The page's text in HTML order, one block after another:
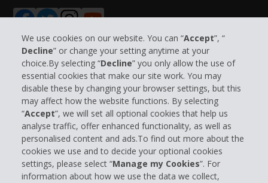
We use cookies on our website. You can “Accept”, “
Decline” or change your setting anytime at your
choice.By selecting “Decline” you only allow the use of
essential cookies that make our site work. You may
disable these by changing your browser settings, but this
may affect how the website functions. By selecting
“Accept”, we will set all optional cookies that help us
analyse traffic, offer enhanced functionality, as well as
personalised content and ads.To find out more about the
cookies we use and to decide your optional cookies
settings, please select “Manage my Cookies”. For
information about how we use the data we collect,
Bedrijfsinformatie
Bedrijf
Klantenservice
Boek bij Hertz